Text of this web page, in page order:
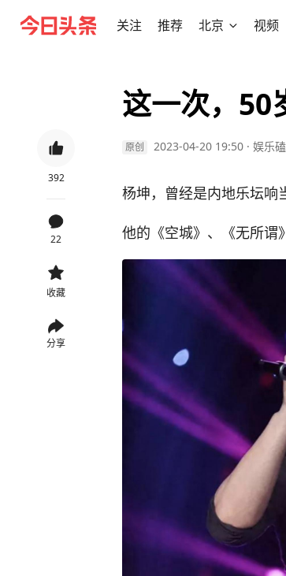
关注 推荐 北京 视频
392
22
收藏
分享
这一次，50
原创 2023-04-20 19:50 · 娱乐
杨坤，曾经是内地乐坛响
他的《空城》、《无所谓